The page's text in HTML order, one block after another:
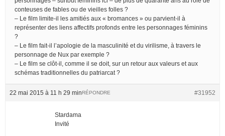
conteuses de fables ou de vieilles folles ?
– Le film limite-il les amitiés aux « bromances » ou parvient-il à
représenter des liens affectifs profonds entre les personnages féminins
?
– Le film fait-il l’apologie de la masculinité et du virilisme, à travers le
personnage de Nux par exemple ?
– Le film se clôt-il, comme il se doit, sur un retour aux valeurs et aux
schémas traditionnelles du patriarcat ?
22 mai 2015 à 11 h 29 min #31952
RÉPONDRE
Stardama
Invité